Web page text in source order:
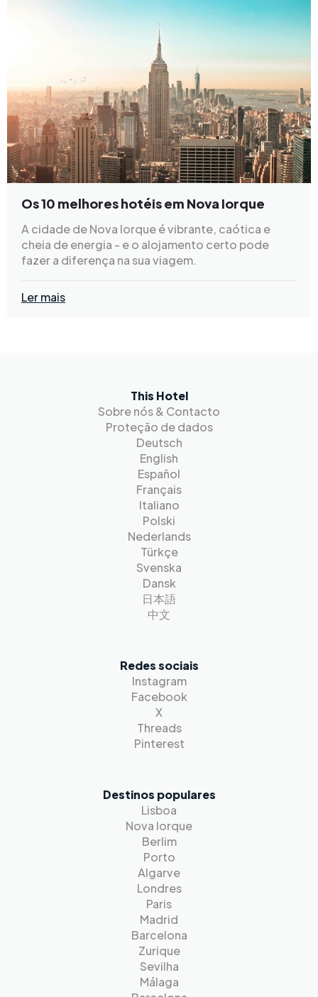
Os 10 melhores hotéis em Nova Iorque
A cidade de Nova Iorque é vibrante, caótica e
cheia de energia - e o alojamento certo pode
fazer a diferença na sua viagem.
Ler mais
This Hotel
Sobre nós & Contacto
Proteção de dados
Deutsch
English
Español
Français
Italiano
Polski
Nederlands
Türkçe
Svenska
Dansk
日本語
中文
Redes sociais
Instagram
Facebook
X
Threads
Pinterest
Destinos populares
Lisboa
Nova Iorque
Berlim
Porto
Algarve
Londres
Paris
Madrid
Barcelona
Zurique
Sevilha
Málaga